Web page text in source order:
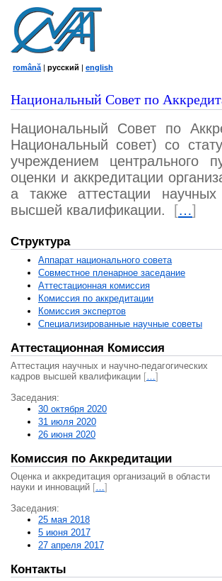
română | русский | english
Национальный Совет по
Национальный Совет по
Национальный совет) со
учреждением центрального
оценки и аккредитации
а также аттестации научных
высшей квалификации.
[…]
Структура
Аппарат национального совета
Совместное пленарное заседание
Аттестационная комисcия
Комиссия по аккредитации
Комиссия экспертов
Специализированные научные советы
Аттестационная Комиссия
Аттестация научных и научно-педагогических
кадров высшей квалификации […]
Заседания:
30 октября 2020
31 июля 2020
26 июня 2020
Комиссия по Аккредитации
Оценка и аккредитация организаций в области
науки и инноваций […]
Заседания:
25 мая 2018
5 июня 2017
27 апреля 2017
Контакты